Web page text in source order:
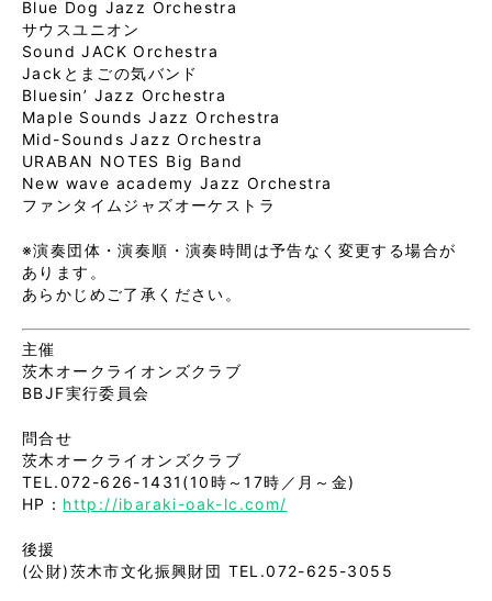
Blue Dog Jazz Orchestra
サウスユニオン
Sound JACK Orchestra
Jackとまごの気バンド
Bluesin’ Jazz Orchestra
Maple Sounds Jazz Orchestra
Mid-Sounds Jazz Orchestra
URABAN NOTES Big Band
New wave academy Jazz Orchestra
ファンタイムジャズオーケストラ
※演奏団体・演奏順・演奏時間は予告なく変更する場合が
あります。
あらかじめご了承ください。
主催
茨木オークライオンズクラブ
BBJF実行委員会
問合せ
茨木オークライオンズクラブ
TEL.072-626-1431(10時～17時／月～金)
HP： http://ibaraki-oak-lc.com/
後援
(公財)茨木市文化振興財団 TEL.072-625-3055